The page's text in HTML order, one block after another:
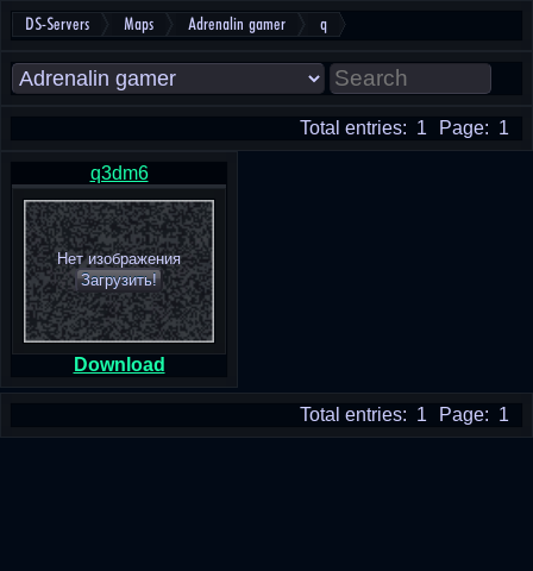
DS-Servers Maps Adrenalin gamer q
Page: 1
Total entries: 1
q3dm6
Нет изображения
Загрузить!
Download
Page: 1
Total entries: 1